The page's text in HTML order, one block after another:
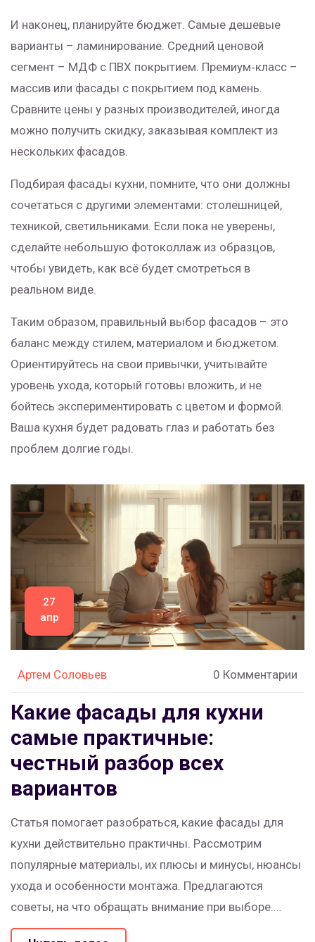
И наконец, планируйте бюджет. Самые дешевые
варианты – ламинирование. Средний ценовой
сегмент – МДФ с ПВХ покрытием. Премиум‑класс –
массив или фасады с покрытием под камень.
Сравните цены у разных производителей, иногда
можно получить скидку, заказывая комплект из
нескольких фасадов.
Подбирая фасады кухни, помните, что они должны
сочетаться с другими элементами: столешницей,
техникой, светильниками. Если пока не уверены,
сделайте небольшую фотоколлаж из образцов,
чтобы увидеть, как всё будет смотреться в
реальном виде.
Таким образом, правильный выбор фасадов – это
баланс между стилем, материалом и бюджетом.
Ориентируйтесь на свои привычки, учитывайте
уровень ухода, который готовы вложить, и не
бойтесь экспериментировать с цветом и формой.
Ваша кухня будет радовать глаз и работать без
проблем долгие годы.
27
апр
Артем Соловьев 0 Комментарии
Какие фасады для кухни
самые практичные:
честный разбор всех
вариантов
Статья помогает разобраться, какие фасады для
кухни действительно практичны. Рассмотрим
популярные материалы, их плюсы и минусы, нюансы
ухода и особенности монтажа. Предлагаются
советы, на что обращать внимание при выборе.
Рассказы о личном опыте сделают информацию